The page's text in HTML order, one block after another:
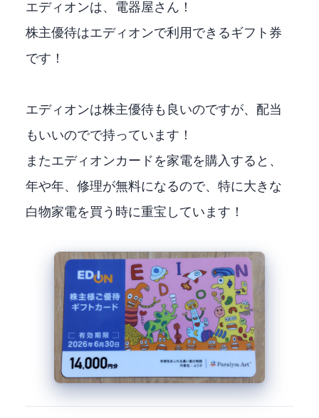
エディオンは、電器屋さん！
株主優待はエディオンで利用できるギフト券
です！
エディオンは株主優待も良いのですが、配当
もいいのでNISAで持っています！
またエディオンカードを家電を購入すると、5
年や10年、修理が無料になるので、特に大きな
白物家電を買う時に重宝しています！